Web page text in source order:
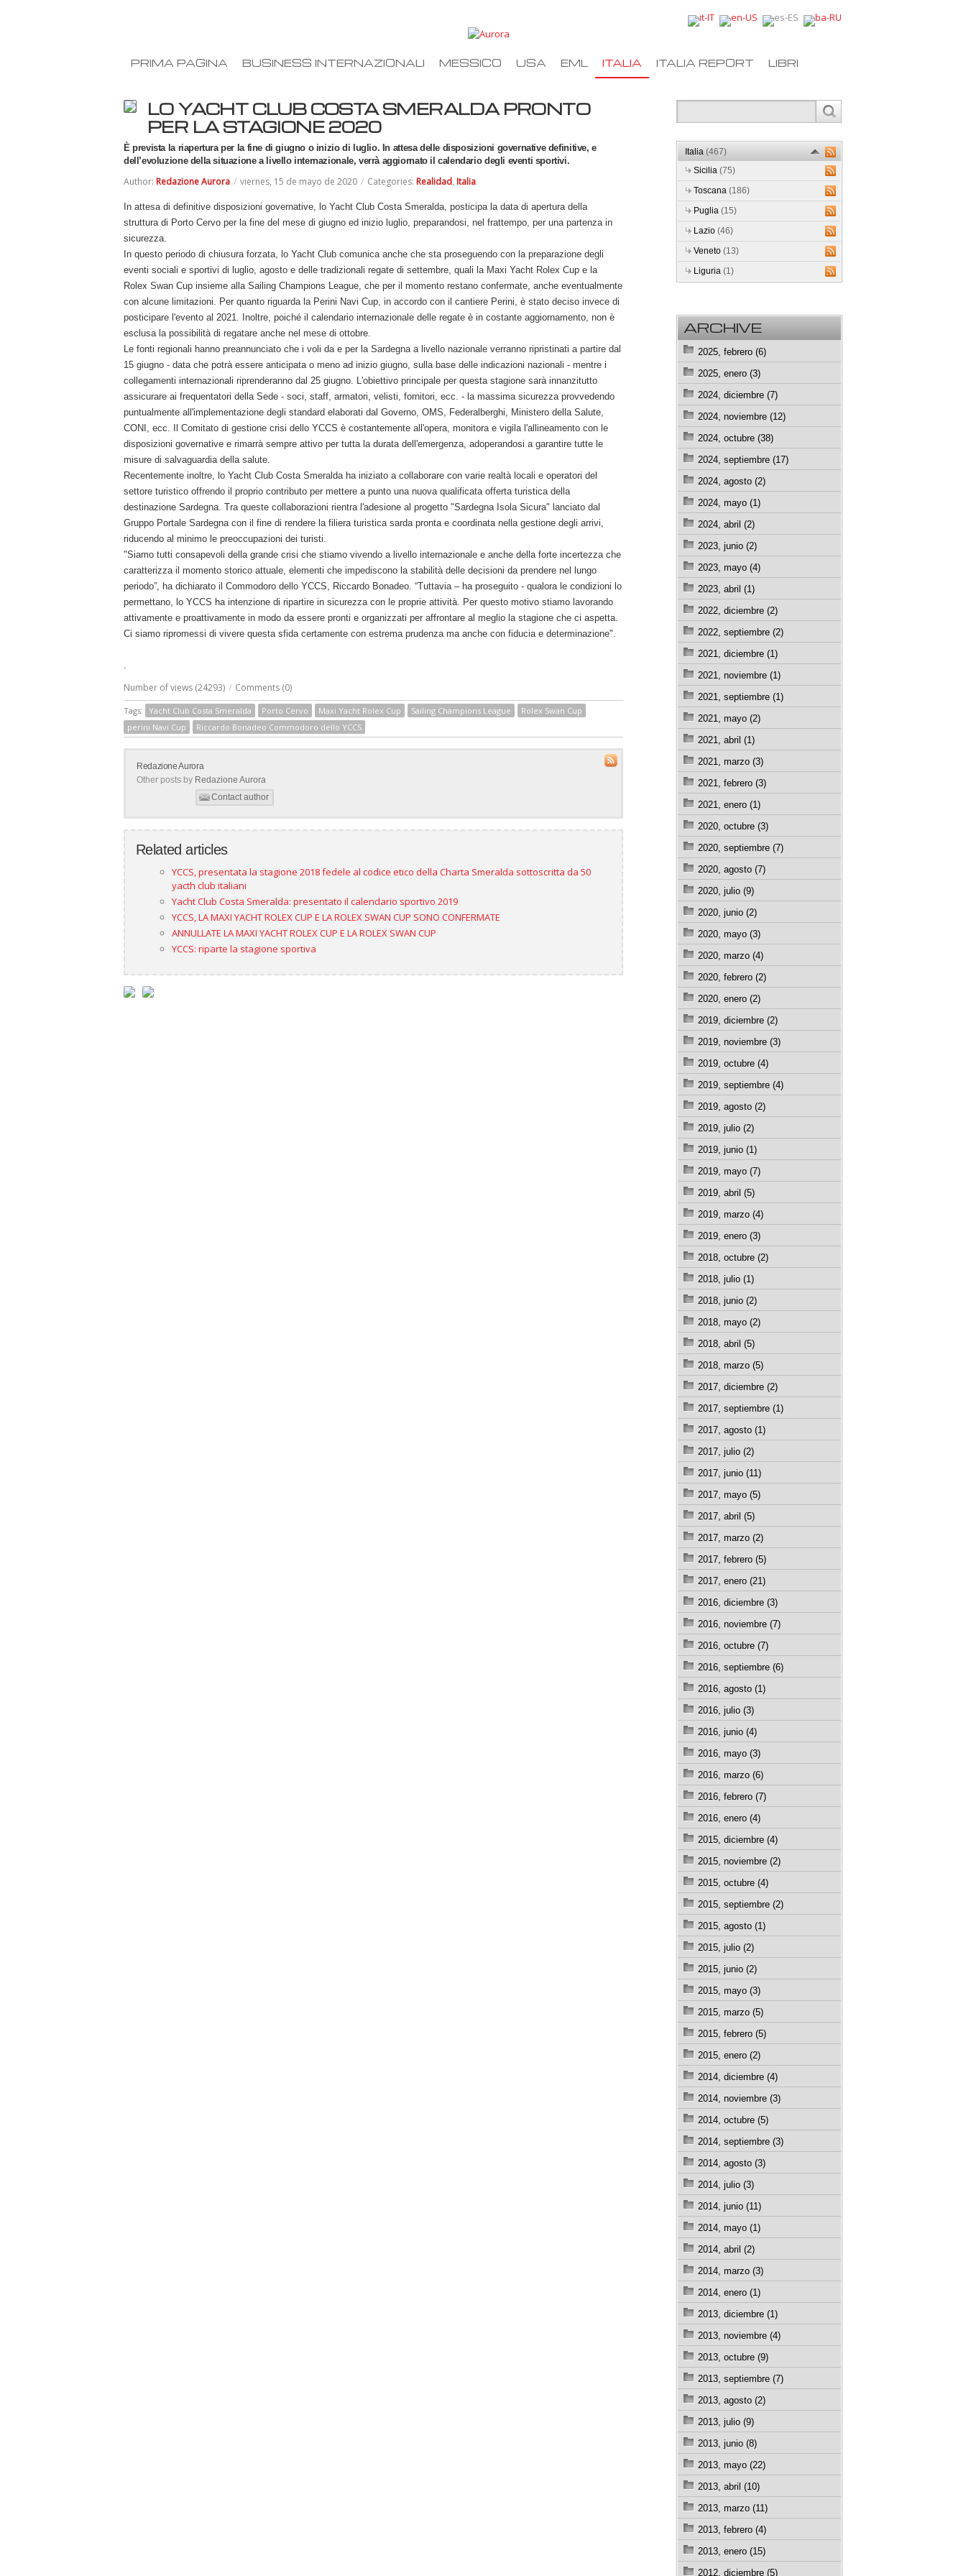
PRIMA PAGINA BUSINESS INTERNAZIONALI MESSICO USA EML ITALIA ITALIA REPORT LIBRI
LO YACHT CLUB COSTA SMERALDA PRONTO
PER LA STAGIONE 2020
È prevista la riapertura per la fine di giugno o inizio di luglio. In attesa delle disposizioni governative definitive, e
dell’evoluzione della situazione a livello internazionale, verrà aggiornato il calendario degli eventi sportivi.
Author: Redazione Aurora / viernes, 15 de mayo de 2020 / Categories: Realidad, Italia
In attesa di definitive disposizioni governative, lo Yacht Club Costa Smeralda, posticipa la data di apertura della
struttura di Porto Cervo per la fine del mese di giugno ed inizio luglio, preparandosi, nel frattempo, per una partenza in
sicurezza.
In questo periodo di chiusura forzata, lo Yacht Club comunica anche che sta proseguendo con la preparazione degli
eventi sociali e sportivi di luglio, agosto e delle tradizionali regate di settembre, quali la Maxi Yacht Rolex Cup e la
Rolex Swan Cup insieme alla Sailing Champions League, che per il momento restano confermate, anche eventualmente
con alcune limitazioni. Per quanto riguarda la Perini Navi Cup, in accordo con il cantiere Perini, è stato deciso invece di
posticipare l'evento al 2021. Inoltre, poiché il calendario internazionale delle regate è in costante aggiornamento, non è
esclusa la possibilità di regatare anche nel mese di ottobre.
Le fonti regionali hanno preannunciato che i voli da e per la Sardegna a livello nazionale verranno ripristinati a partire dal
15 giugno - data che potrà essere anticipata o meno ad inizio giugno, sulla base delle indicazioni nazionali - mentre i
collegamenti internazionali riprenderanno dal 25 giugno. L'obiettivo principale per questa stagione sarà innanzitutto
assicurare ai frequentatori della Sede - soci, staff, armatori, velisti, fornitori, ecc. - la massima sicurezza provvedendo
puntualmente all'implementazione degli standard elaborati dal Governo, OMS, Federalberghi, Ministero della Salute,
CONI, ecc. Il Comitato di gestione crisi dello YCCS è costantemente all'opera, monitora e vigila l'allineamento con le
disposizioni governative e rimarrà sempre attivo per tutta la durata dell'emergenza, adoperandosi a garantire tutte le
misure di salvaguardia della salute.
Recentemente inoltre, lo Yacht Club Costa Smeralda ha iniziato a collaborare con varie realtà locali e operatori del
settore turistico offrendo il proprio contributo per mettere a punto una nuova qualificata offerta turistica della
destinazione Sardegna. Tra queste collaborazioni rientra l'adesione al progetto "Sardegna Isola Sicura" lanciato dal
Gruppo Portale Sardegna con il fine di rendere la filiera turistica sarda pronta e coordinata nella gestione degli arrivi,
riducendo al minimo le preoccupazioni dei turisti.
"Siamo tutti consapevoli della grande crisi che stiamo vivendo a livello internazionale e anche della forte incertezza che
caratterizza il momento storico attuale, elementi che impediscono la stabilità delle decisioni da prendere nel lungo
periodo”, ha dichiarato il Commodoro dello YCCS, Riccardo Bonadeo. “Tuttavia – ha proseguito - qualora le condizioni lo
permettano, lo YCCS ha intenzione di ripartire in sicurezza con le proprie attività. Per questo motivo stiamo lavorando
attivamente e proattivamente in modo da essere pronti e organizzati per affrontare al meglio la stagione che ci aspetta.
Ci siamo ripromessi di vivere questa sfida certamente con estrema prudenza ma anche con fiducia e determinazione".
.
Number of views (24293) / Comments (0)
Tags: Yacht Club Costa Smeralda Porto Cervo Maxi Yacht Rolex Cup Sailing Champions League
Rolex Swan Cup
perini Navi Cup
Riccardo Bonadeo Commodoro dello YCCS
Redazione Aurora
Other posts by Redazione Aurora
Contact author
Related articles
YCCS, presentata la stagione 2018 fedele al codice etico della Charta Smeralda sottoscritta da 50
yacth club italiani
Yacht Club Costa Smeralda: presentato il calendario sportivo 2019
YCCS, LA MAXI YACHT ROLEX CUP E LA ROLEX SWAN CUP SONO CONFERMATE
ANNULLATE LA MAXI YACHT ROLEX CUP E LA ROLEX SWAN CUP
YCCS: riparte la stagione sportiva
Italia(467)
Sicilia(75)
Toscana(186)
Puglia(15)
Lazio(46)
Veneto(13)
Liguria(1)
ARCHIVE
2025, febrero (6)
2025, enero (3)
2024, diciembre (7)
2024, noviembre (12)
2024, octubre (38)
2024, septiembre (17)
2024, agosto (2)
2024, mayo (1)
2024, abril (2)
2023, junio (2)
2023, mayo (4)
2023, abril (1)
2022, diciembre (2)
2022, septiembre (2)
2021, diciembre (1)
2021, noviembre (1)
2021, septiembre (1)
2021, mayo (2)
2021, abril (1)
2021, marzo (3)
2021, febrero (3)
2021, enero (1)
2020, octubre (3)
2020, septiembre (7)
2020, agosto (7)
2020, julio (9)
2020, junio (2)
2020, mayo (3)
2020, marzo (4)
2020, febrero (2)
2020, enero (2)
2019, diciembre (2)
2019, noviembre (3)
2019, octubre (4)
2019, septiembre (4)
2019, agosto (2)
2019, julio (2)
2019, junio (1)
2019, mayo (7)
2019, abril (5)
2019, marzo (4)
2019, enero (3)
2018, octubre (2)
2018, julio (1)
2018, junio (2)
2018, mayo (2)
2018, abril (5)
2018, marzo (5)
2017, diciembre (2)
2017, septiembre (1)
2017, agosto (1)
2017, julio (2)
2017, junio (11)
2017, mayo (5)
2017, abril (5)
2017, marzo (2)
2017, febrero (5)
2017, enero (21)
2016, diciembre (3)
2016, noviembre (7)
2016, octubre (7)
2016, septiembre (6)
2016, agosto (1)
2016, julio (3)
2016, junio (4)
2016, mayo (3)
2016, marzo (6)
2016, febrero (7)
2016, enero (4)
2015, diciembre (4)
2015, noviembre (2)
2015, octubre (4)
2015, septiembre (2)
2015, agosto (1)
2015, julio (2)
2015, junio (2)
2015, mayo (3)
2015, marzo (5)
2015, febrero (5)
2015, enero (2)
2014, diciembre (4)
2014, noviembre (3)
2014, octubre (5)
2014, septiembre (3)
2014, agosto (3)
2014, julio (3)
2014, junio (11)
2014, mayo (1)
2014, abril (2)
2014, marzo (3)
2014, enero (1)
2013, diciembre (1)
2013, noviembre (4)
2013, octubre (9)
2013, septiembre (7)
2013, agosto (2)
2013, julio (9)
2013, junio (8)
2013, mayo (22)
2013, abril (10)
2013, marzo (11)
2013, febrero (4)
2013, enero (15)
2012, diciembre (5)